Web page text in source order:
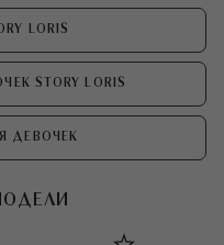
LORIS
STORY LORIS
ДЕВОЧЕК